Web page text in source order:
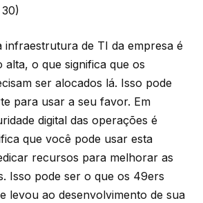
infraestrutura de TI da empresa é
alta, o que significa que os
ser alocados lá. Isso pode
para usar a seu favor. Em
digital das operações é
que você pode usar esta
recursos para melhorar as
Isso pode ser o que os 49ers
levou ao desenvolvimento de sua